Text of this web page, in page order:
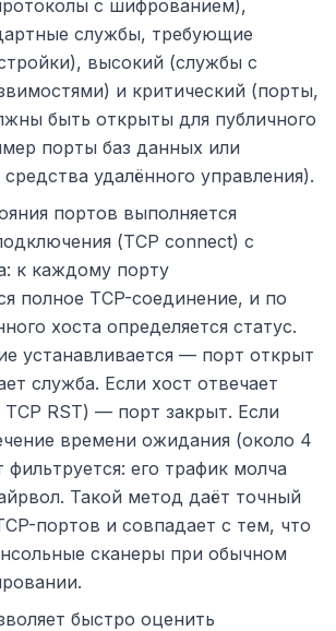
с шифрованием),
службы, требующие
высокий (службы с
и критический (порты,
быть открыты для публичного
порты баз данных или
удалённого управления).
портов выполняется
(TCP connect) с
к каждому порту
полное TCP-соединение, и по
хоста определяется статус.
устанавливается — порт открыт
служба. Если хост отвечает
TCP RST) — порт закрыт. Если
времени ожидания (около 4
его трафик молча
Такой метод даёт точный
портов и совпадает с тем, что
сканеры при обычном
быстро оценить